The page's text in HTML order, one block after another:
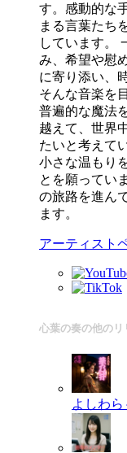
す。感動的な
まる言葉たち
しています。
み、希望や慰
に寄り添い、
そんな音楽を
普遍的な魔法
越えて、世界
たいと考えて
小さな温もり
とを願ってい
の旅路を進ん
ます。
アーティスト
心葉の奏の他のリ
よしわ